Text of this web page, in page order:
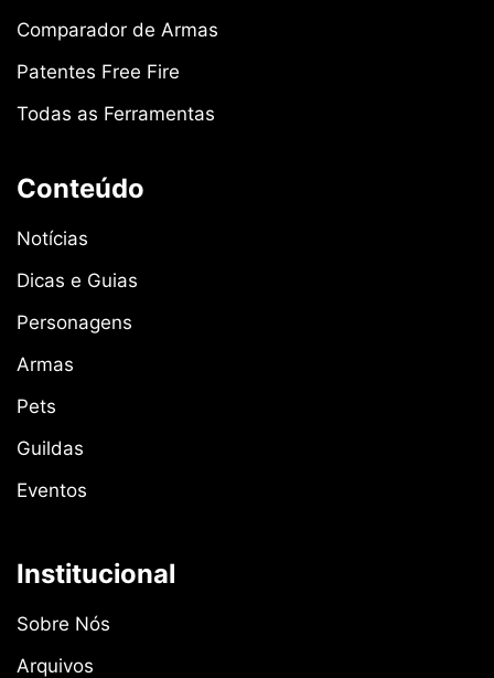
Comparador de Armas
Patentes Free Fire
Todas as Ferramentas
Conteúdo
Notícias
Dicas e Guias
Personagens
Armas
Pets
Guildas
Eventos
Institucional
Sobre Nós
Arquivos